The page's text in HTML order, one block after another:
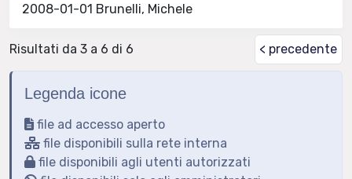
2008-01-01 Brunelli, Michele
Risultati da 3 a 6 di 6 < precedente
Legenda icone
file ad accesso aperto
file disponibili sulla rete interna
file disponibili agli utenti autorizzati